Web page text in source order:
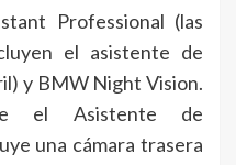
Professional (las
el asistente de
y BMW Night Vision.
el Asistente de
una cámara trasera